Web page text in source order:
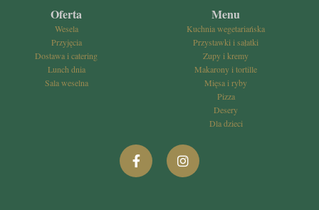
Oferta
Wesela
Przyjęcia
Dostawa i catering
Lunch dnia
Sala weselna
Menu
Kuchnia wegetariańska
Przystawki i sałatki
Zupy i kremy
Makarony i tortille
Mięsa i ryby
Pizza
Desery
Dla dzieci